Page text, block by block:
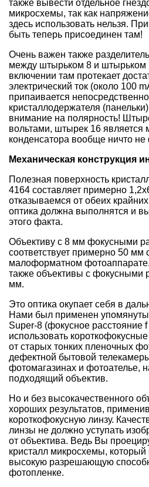
также вывести отдельное
микросхемы, так как
здесь использовать нельзя.
быть теперь присоединен там!
Очень важен также
между штырьком 8 и штырьком
включении там протекает
электрический ток (около 100
припаивается
кристаллодержателя
внимание на полярность!
вольтами, штырек 16 является
конденсатора вообще ничто не
Механическая конструкция
Полезная поверхность
4164 составляет примерно
отказываемся от обеих
оптика должна выполнятся и
этого факта.
Объективу с 8 мм фокусными
соответствует примерно 50 мм
малоформатном
также объективы с фокусными
мм.
Это оптика окупает себя в
Нами был применен
Super-8 (фокусное расстояние
использовать
от старых тонких пленочных
дефектной бытовой
фотомагазинах и фотоателье,
подходящий объектив.
Но и без высокачественного
хороших результатов,
короткофокусную линзу.
линзы не должно уступать
от объектива. Ведь Вы
кристалл микросхемы,
высокую разрешающую
фотопленке.